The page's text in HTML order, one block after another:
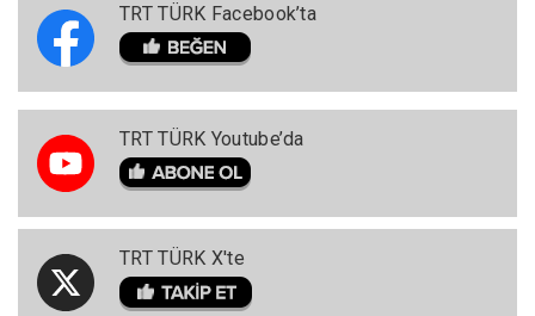
TRT TÜRK Facebook’ta
TRT TÜRK Youtube’da
TRT TÜRK X'te